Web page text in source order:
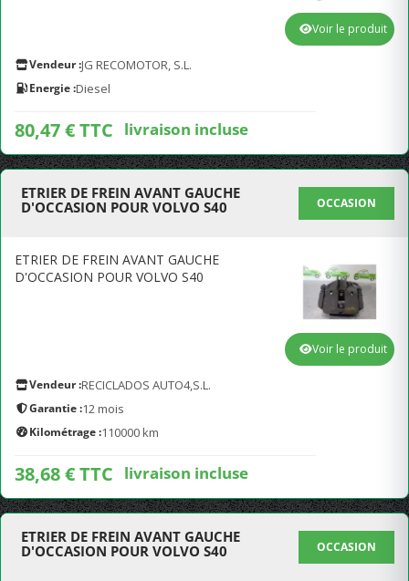
Vendeur :JG RECOMOTOR, S.L.
Energie :Diesel
80,47 € TTC livraison incluse
Voir le produit
ETRIER DE FREIN AVANT GAUCHE
D'OCCASION POUR VOLVO S40
OCCASION
ETRIER DE FREIN AVANT GAUCHE
D'OCCASION POUR VOLVO S40
Vendeur :RECICLADOS AUTO4,S.L.
Garantie :12 mois
Kilométrage :110000 km
38,68 € TTC livraison incluse
Voir le produit
ETRIER DE FREIN AVANT GAUCHE
D'OCCASION POUR VOLVO S40
OCCASION